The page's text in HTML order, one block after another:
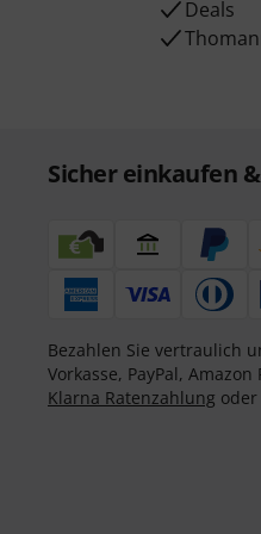
Deals
Sicher einkaufen
Bezahlen Sie vertraulich
Vorkasse, PayPal, Amazon
Klarna Ratenzahlung